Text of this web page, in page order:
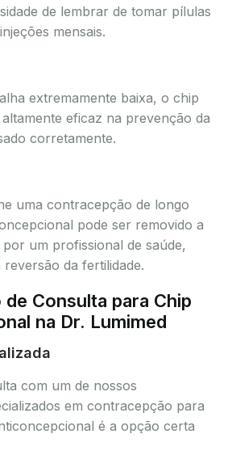
de lembrar de tomar pílulas
mensais.
extremamente baixa, o chip
eficaz na prevenção da
corretamente.
uma contracepção de longo
pode ser removido a
um profissional de saúde,
da fertilidade.
Consulta para Chip
na Dr. Lumimed
com um de nossos
em contracepção para
é a opção certa